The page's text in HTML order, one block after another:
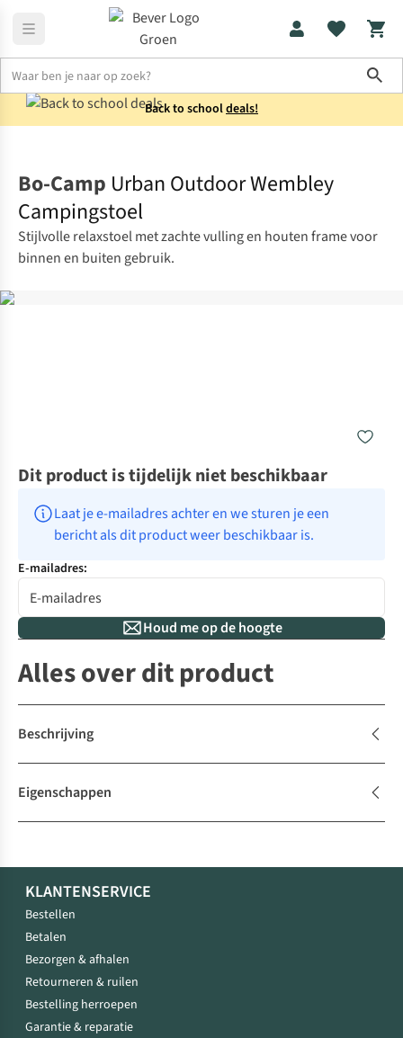
Back to schooldeals!
Bo-Camp Urban Outdoor Wembley
Campingstoel
Stijlvolle relaxstoel met zachte vulling en houten frame voor
binnen en buiten gebruik.
Dit product is tijdelijk niet beschikbaar
Laat je e-mailadres achter en we sturen je een
bericht als dit product weer beschikbaar is.
E-mailadres:
Houd me op de hoogte
Alles over dit product
Beschrijving
Eigenschappen
KLANTENSERVICE
Bestellen
Betalen
Bezorgen & afhalen
Retourneren & ruilen
Bestelling herroepen
Garantie & reparatie